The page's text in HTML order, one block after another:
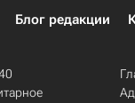
Блог редакции